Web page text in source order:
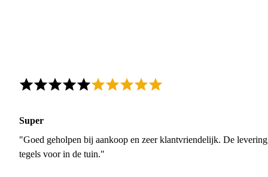
Super
"Goed geholpen bij aankoop en zeer klantvriendelijk. De
tegels voor in de tuin."